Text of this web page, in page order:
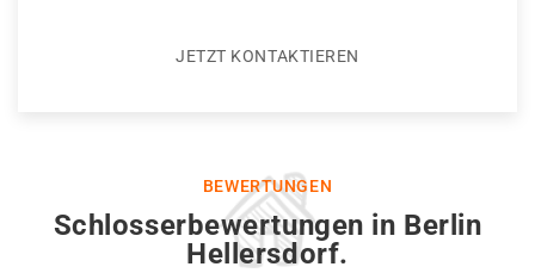
JETZT KONTAKTIEREN
BEWERTUNGEN
Schlosserbewertungen in Berlin
Hellersdorf.